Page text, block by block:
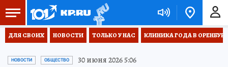
ДЛЯ СВОИХ НОВОСТИ ТОЛЬКО У НАС КЛИНИКА ГОДА В
НОВОСТИ ОБЩЕСТВО 30 июня 2026 5:06